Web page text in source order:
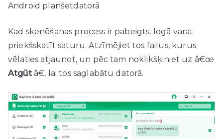
Android planšetdatorā
Kad skenēšanas process ir pabeigts, logā varat
priekšskatīt saturu. Atzīmējiet tos failus, kurus
vēlaties atjaunot, un pēc tam noklikšķiniet uz â€œ
Atgūtâ€, lai tos saglabātu datorā.